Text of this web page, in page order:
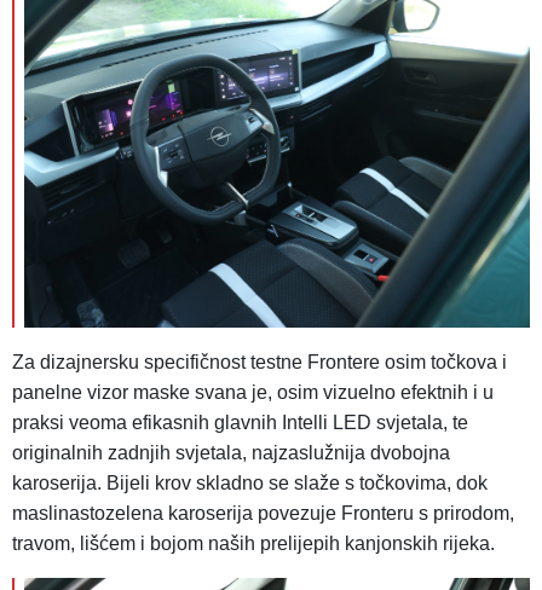
Za dizajnersku specifičnost testne Frontere osim točkova i
panelne vizor maske svana je, osim vizuelno efektnih i u
praksi veoma efikasnih glavnih Intelli LED svjetala, te
originalnih zadnjih svjetala, najzaslužnija dvobojna
karoserija. Bijeli krov skladno se slaže s točkovima, dok
maslinastozelena karoserija povezuje Fronteru s prirodom,
travom, lišćem i bojom naših prelijepih kanjonskih rijeka.